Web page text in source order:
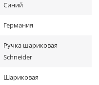
Синий
Германия
Ручка шариковая
Schneider
Шариковая